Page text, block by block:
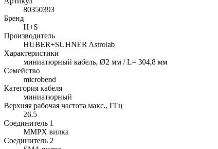
80350393
Бренд
H+S
Производитель
HUBER+SUHNER Astrolab
Характеристики
миниатюрный кабель, Ø2 мм / L= 304,8 мм
Семейство
microbend
Категория кабеля
миниатюрный
Верхняя рабочая частота макс., ГГц
26.5
Соединитель 1
MMPX вилка
Соединитель 2